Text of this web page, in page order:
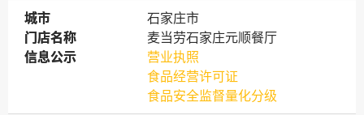
城市
城市
石家庄市
门店名称
门店名称
麦当劳石家庄元顺餐厅
信息公示
信息公示
营业执照
食品经营许可证
食品安全监督量化分级